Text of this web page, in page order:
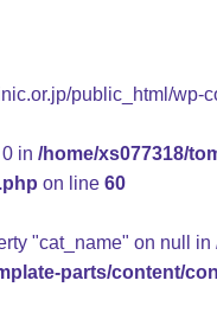
public_html/
in /home/xs077318/
on line 60
"cat_name" on null in
parts/content/